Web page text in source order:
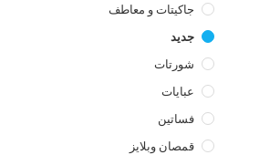
جاكيتات و معاطف
جديد
شورتات
عبايات
فساتين
قمصان وبلايز